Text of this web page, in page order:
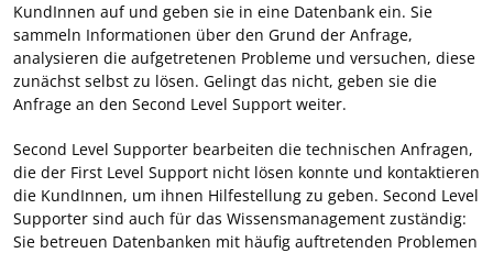
KundInnen auf und geben sie in eine Datenbank ein. Sie
sammeln Informationen über den Grund der Anfrage,
analysieren die aufgetretenen Probleme und versuchen, diese
zunächst selbst zu lösen. Gelingt das nicht, geben sie die
Anfrage an den Second Level Support weiter.
Second Level Supporter bearbeiten die technischen Anfragen,
die der First Level Support nicht lösen konnte und kontaktieren
die KundInnen, um ihnen Hilfestellung zu geben. Second Level
Supporter sind auch für das Wissensmanagement zuständig:
Sie betreuen Datenbanken mit häufig auftretenden Problemen